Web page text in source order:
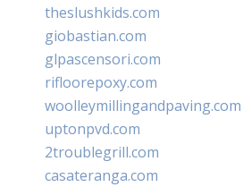
theslushkids.com
giobastian.com
glpascensori.com
rifloorepoxy.com
woolleymillingandpaving.com
uptonpvd.com
2troublegrill.com
casateranga.com